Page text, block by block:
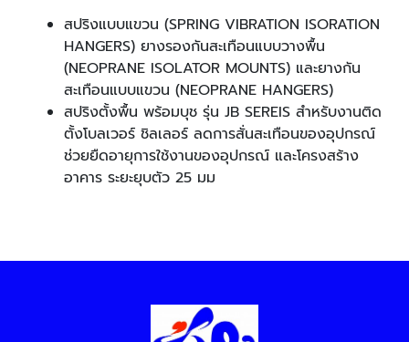
สปริงแบบแขวน (SPRING VIBRATION ISORATION
HANGERS) ยางรองกันสะเทือนแบบวางพื้น
(NEOPRANE ISOLATOR MOUNTS) และยางกัน
สะเทือนแบบแขวน (NEOPRANE HANGERS)
สปริงตั้งพื้น พร้อมบุช รุ่น JB SEREIS สำหรับงานติด
ตั้งโบลเวอร์ ชิลเลอร์ ลดการสั่นสะเทือนของอุปกรณ์
ช่วยยืดอายุการใช้งานของอุปกรณ์ และโครงสร้าง
อาคาร ระยะยุบตัว 25 มม